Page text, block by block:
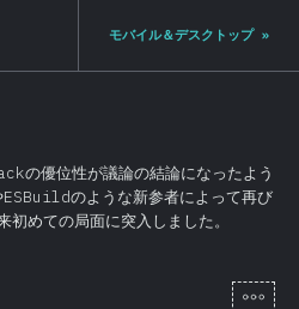
モバイル＆デスクトップ»
の優位性が議論の結論になったよう
のような新参者によって再び
めての局面に突入しました。
[ja-